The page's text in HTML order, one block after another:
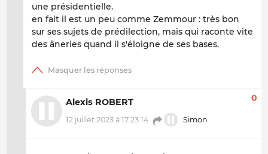
une présidentielle.
en fait il est un peu comme Zemmour : très bon
sur ses sujets de prédilection, mais qui raconte vite
des âneries quand il s'éloigne de ses bases.
Alexis ROBERT
12 juillet 2023 à 17:23:14 Simon
0